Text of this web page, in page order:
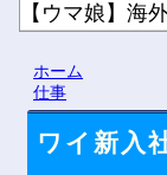
ホーム
仕事
ワイ新入